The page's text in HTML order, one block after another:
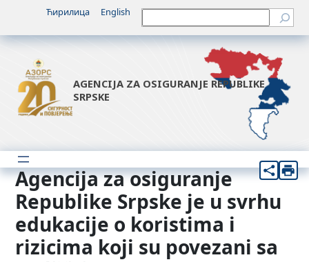
sadržaj
Ћирилица English Претрага
AGENCIJA ZA OSIGURANJE REPUBLIKE
SRPSKE
Agencija za osiguranje
Republike Srpske je u svrhu
edukacije o koristima i
rizicima koji su povezani sa